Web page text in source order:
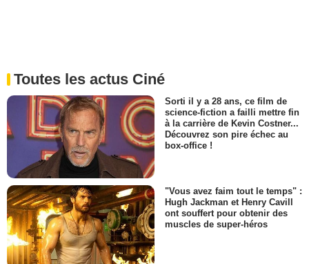
Toutes les actus Ciné
Sorti il y a 28 ans, ce film de
science-fiction a failli mettre fin
à la carrière de Kevin Costner...
Découvrez son pire échec au
box-office !
"Vous avez faim tout le temps" :
Hugh Jackman et Henry Cavill
ont souffert pour obtenir des
muscles de super-héros